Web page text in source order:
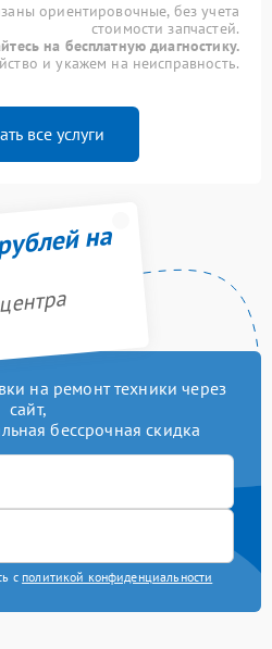
ориентировочные, без учета
стоимости запчастей.
на бесплатную диагностику.
и укажем на неисправность.
все услуги
на
на ремонт техники через
сайт,
бессрочная скидка
с политикой конфиденциальности